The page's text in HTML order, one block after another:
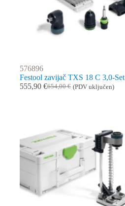
576896
Festool zavijač TXS 18 C 3,0-Set
654,00€
Izvorna
555,90 €Trenutna (PDV uključen)